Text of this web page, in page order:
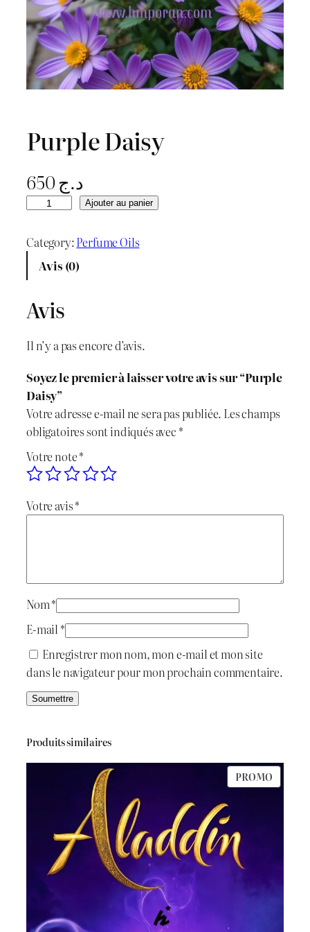
Purple Daisy
د.ج650
a
t
t
d
P
u
r
p
l
e
a
Ajouter au panier
Category:Perfume Oils
Avis (0)
Avis
Il n’y a pas encore d’avis.
Soyez le premier à laisser votre avis sur “Purple
Daisy”
Votre adresse e-mail ne sera pas publiée. Les champs
obligatoires sont indiqués avec *
Votre note*
Votre avis*
Nom*
E-mail *
Enregistrer mon nom, mon e-mail et mon site
dans le navigateur pour mon prochain commentaire.
Produits similaires
PROMO
EN